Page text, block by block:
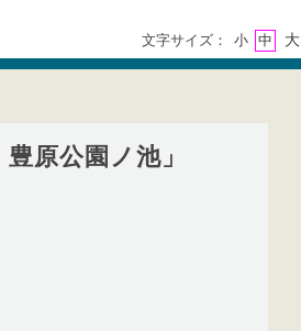
文字サイズ： 小 中 大
原公園ノ池」